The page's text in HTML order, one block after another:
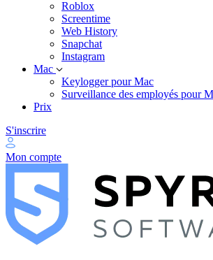
Roblox
Screentime
Web History
Snapchat
Instagram
Mac
Keylogger pour Mac
Surveillance des employés pour
Prix
S'inscrire
Mon compte